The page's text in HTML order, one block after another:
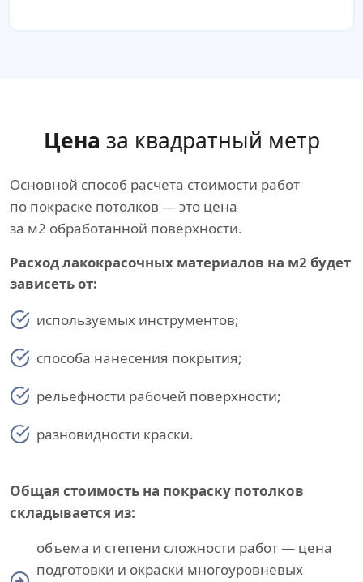
Цена за квадратный метр
Основной способ расчета стоимости работ
по покраске потолков — это цена
за м2 обработанной поверхности.
Расход лакокрасочных материалов на м2 будет
зависеть от:
используемых инструментов;
способа нанесения покрытия;
рельефности рабочей поверхности;
разновидности краски.
Общая стоимость на покраску потолков
складывается из:
объема и степени сложности работ — цена
подготовки и окраски многоуровневых